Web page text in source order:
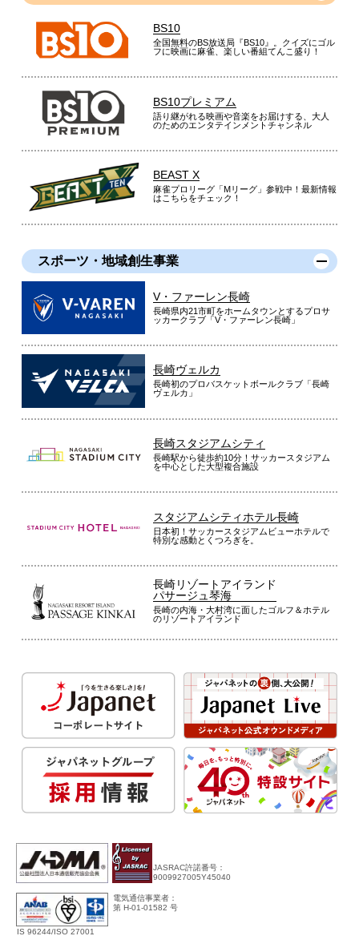
BS10
全国無料のBS放送局『BS10』。クイズにゴル
フに映画に麻雀、楽しい番組てんこ盛り！
BS10プレミアム
語り継がれる映画や音楽をお届けする、大人
のためのエンタテインメントチャンネル
BEAST X
麻雀プロリーグ「Mリーグ」参戦中！最新情報
はこちらをチェック！
スポーツ・地域創生事業
V・ファーレン長崎
長崎県内21市町をホームタウンとするプロサ
ッカークラブ「V・ファーレン長崎」
長崎ヴェルカ
長崎初のプロバスケットボールクラブ「長崎
ヴェルカ」
長崎スタジアムシティ
長崎駅から徒歩約10分！サッカースタジアム
を中心とした大型複合施設
スタジアムシティホテル長崎
日本初！サッカースタジアムビューホテルで
特別な感動とくつろぎを。
長崎リゾートアイランド
パサージュ琴海
長崎の内海・大村湾に面したゴルフ＆ホテル
のリゾートアイランド
JASRAC許諾番号：
9009927005Y45040
IS 96244/ISO 27001
電気通信事業者：
第 H-01-01582 号